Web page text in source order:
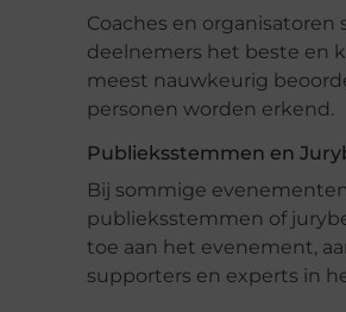
Coaches en
deelnemers het beste en
meest nauwkeurig
personen worden erkend.
Publieksstemmen en
Bij sommige
publieksstemmen of
toe aan het evenement,
supporters en experts in